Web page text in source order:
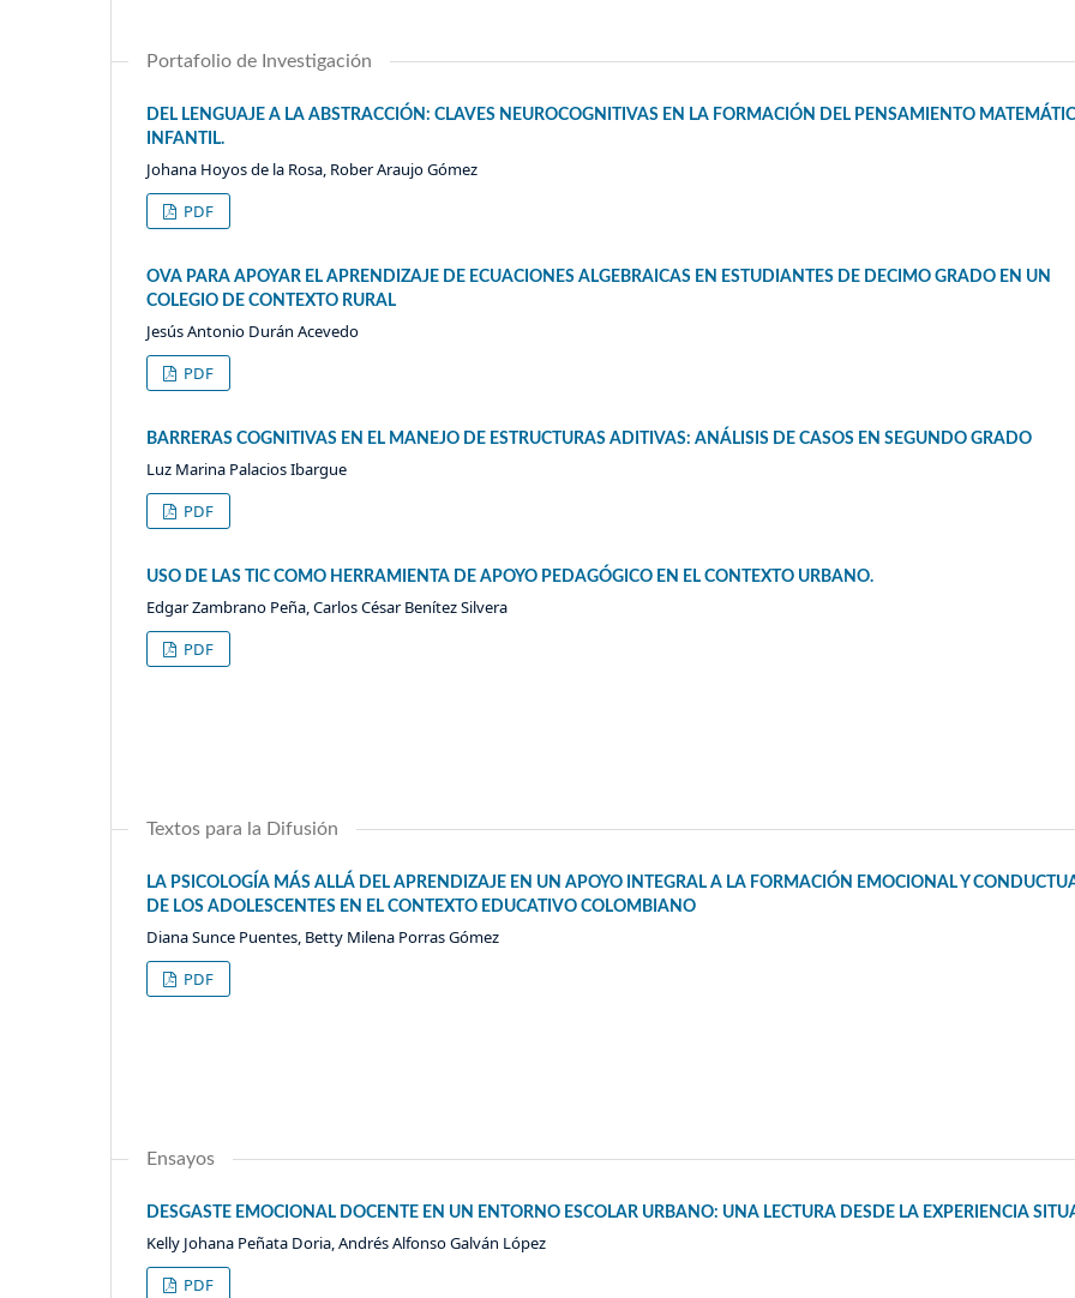
Portafolio de Investigación
DEL LENGUAJE A LA ABSTRACCIÓN: CLAVES NEUROCOGNITIVAS EN LA FORMACIÓN DEL PENSAMIENTO
INFANTIL.
Johana Hoyos de la Rosa, Rober Araujo Gómez
PDF
OVA PARA APOYAR EL APRENDIZAJE DE ECUACIONES ALGEBRAICAS EN ESTUDIANTES DE DECIMO GRADO EN UN
COLEGIO DE CONTEXTO RURAL
Jesús Antonio Durán Acevedo
PDF
BARRERAS COGNITIVAS EN EL MANEJO DE ESTRUCTURAS ADITIVAS: ANÁLISIS DE CASOS EN SEGUNDO GRADO
Luz Marina Palacios Ibargue
PDF
USO DE LAS TIC COMO HERRAMIENTA DE APOYO PEDAGÓGICO EN EL CONTEXTO URBANO.
Edgar Zambrano Peña, Carlos César Benítez Silvera
PDF
Textos para la Difusión
LA PSICOLOGÍA MÁS ALLÁ DEL APRENDIZAJE EN UN APOYO INTEGRAL A LA FORMACIÓN EMOCIONAL Y
DE LOS ADOLESCENTES EN EL CONTEXTO EDUCATIVO COLOMBIANO
Diana Sunce Puentes, Betty Milena Porras Gómez
PDF
Ensayos
DESGASTE EMOCIONAL DOCENTE EN UN ENTORNO ESCOLAR URBANO: UNA LECTURA DESDE LA EXPERIENCIA
Kelly Johana Peñata Doria, Andrés Alfonso Galván López
PDF